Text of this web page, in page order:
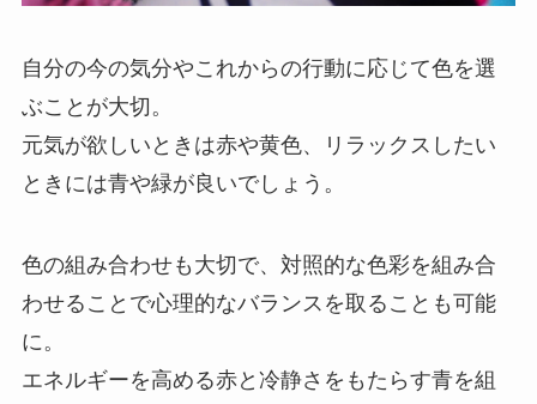
自分の今の気分やこれからの行動に応じて色を選
ぶことが大切。
元気が欲しいときは赤や黄色、リラックスしたい
ときには青や緑が良いでしょう。
色の組み合わせも大切で、対照的な色彩を組み合
わせることで心理的なバランスを取ることも可能
に。
エネルギーを高める赤と冷静さをもたらす青を組